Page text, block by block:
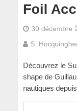
Foil
30 décembre
S.
Découvrez le
shape de
nautiques